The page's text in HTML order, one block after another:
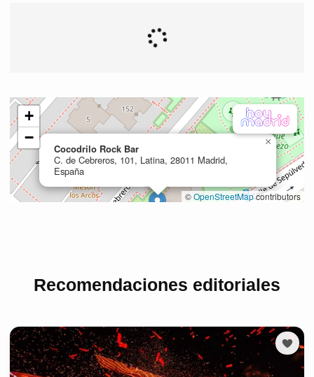
Recomendaciones editoriales